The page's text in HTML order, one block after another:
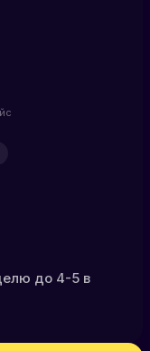
до 4-5 в